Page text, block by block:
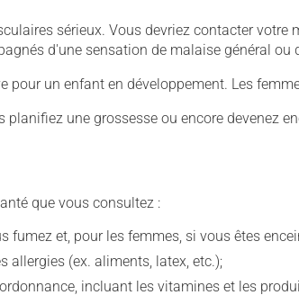
sérieux. Vous devriez contacter
d'une sensation de malaise général ou
pour un enfant en développement. Les
une grossesse ou encore devenez
que vous consultez :
et, pour les femmes, si vous êtes
allergies (ex. aliments, latex, etc.);
incluant les vitamines et les